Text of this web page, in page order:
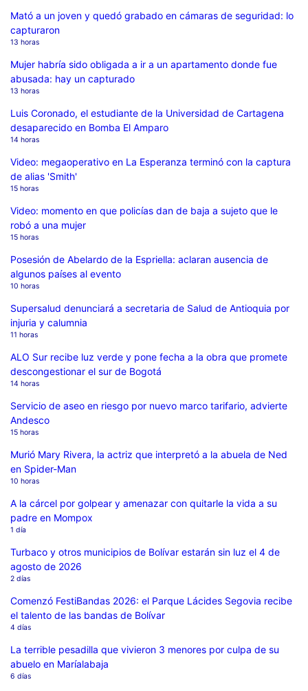
Mató a un joven y quedó grabado en cámaras de seguridad: lo
capturaron
13 horas
Mujer habría sido obligada a ir a un apartamento donde fue
abusada: hay un capturado
13 horas
Luis Coronado, el estudiante de la Universidad de Cartagena
desaparecido en Bomba El Amparo
14 horas
Video: megaoperativo en La Esperanza terminó con la captura
de alias 'Smith'
15 horas
Video: momento en que policías dan de baja a sujeto que le
robó a una mujer
15 horas
Posesión de Abelardo de la Espriella: aclaran ausencia de
algunos países al evento
10 horas
Supersalud denunciará a secretaria de Salud de Antioquia por
injuria y calumnia
11 horas
ALO Sur recibe luz verde y pone fecha a la obra que promete
descongestionar el sur de Bogotá
14 horas
Servicio de aseo en riesgo por nuevo marco tarifario, advierte
Andesco
15 horas
Murió Mary Rivera, la actriz que interpretó a la abuela de Ned
en Spider-Man
10 horas
A la cárcel por golpear y amenazar con quitarle la vida a su
padre en Mompox
1 día
Turbaco y otros municipios de Bolívar estarán sin luz el 4 de
agosto de 2026
2 días
Comenzó FestiBandas 2026: el Parque Lácides Segovia recibe
el talento de las bandas de Bolívar
4 días
La terrible pesadilla que vivieron 3 menores por culpa de su
abuelo en Maríalabaja
6 días